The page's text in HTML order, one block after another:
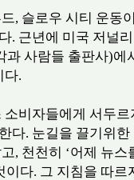
, 슬로우 시티 운동
. 근년에 미국 저널
과 사람들 출판사)에
다.
소비자들에게 서두르
다. 눈길을 끌기위한
, 천천히 ‘어제 뉴스
이다. 그 지침을 따르